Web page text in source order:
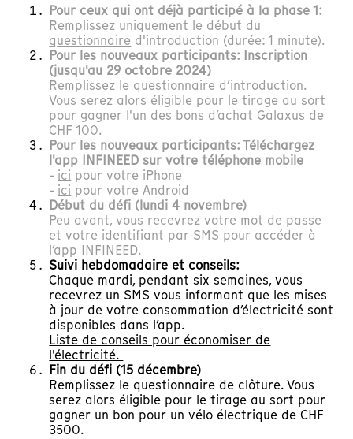
Pour ceux qui ont déjà participé à la phase 1:
Remplissez uniquement le début du
questionnaire d'introduction (durée: 1 minute).
Pour les nouveaux participants: Inscription
(jusqu'au 29 octobre 2024)
Remplissez le questionnaire d’introduction.
Vous serez alors éligible pour le tirage au sort
pour gagner l'un des bons d’achat Galaxus de
CHF 100.
Pour les nouveaux participants: Téléchargez
l'app INFINEED sur votre téléphone mobile
- ici pour votre iPhone
- ici pour votre Android
Début du défi (lundi 4 novembre)
Peu avant, vous recevrez votre mot de passe
et votre identifiant par SMS pour accéder à
l’app INFINEED.
Suivi hebdomadaire et conseils:
Chaque mardi, pendant six semaines, vous
recevrez un SMS vous informant que les mises
à jour de votre consommation d’électricité sont
disponibles dans l’app.
Liste de conseils pour économiser de
l'électricité.
Fin du défi (15 décembre)
Remplissez le questionnaire de clôture. Vous
serez alors éligible pour le tirage au sort pour
gagner un bon pour un vélo électrique de CHF
3500.